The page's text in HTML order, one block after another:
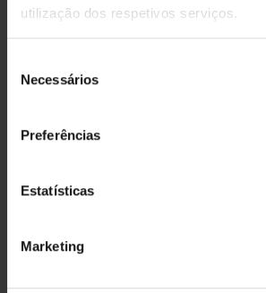
utilização dos respetivos serviços.
Necessários
Preferências
Estatísticas
Marketing